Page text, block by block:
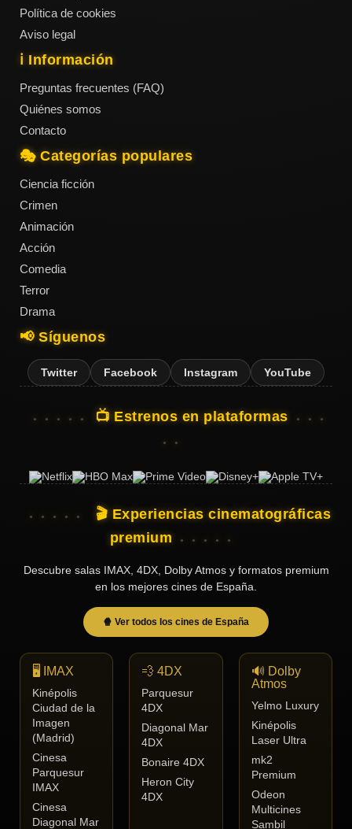
Política de cookies
Aviso legal
ℹ️ Información
Preguntas frecuentes (FAQ)
Quiénes somos
Contacto
🎭 Categorías populares
Ciencia ficción
Crimen
Animación
Acción
Comedia
Terror
Drama
📢 Síguenos
Twitter Facebook Instagram YouTube
📺 Estrenos en plataformas
🎬 Experiencias cinematográficas
premium
Descubre salas IMAX, 4DX, Dolby Atmos y formatos premium
en los mejores cines de España.
🍿 Ver todos los cines de España
🖥️ IMAX
Kinépolis
Ciudad de la
Imagen
(Madrid)
Cinesa
Parquesur
IMAX
Cinesa
Diagonal Mar
💨 4DX
Parquesur
4DX
Diagonal Mar
4DX
Bonaire 4DX
Heron City
4DX
🔊 Dolby
Atmos
Yelmo Luxury
Kinépolis
Laser Ultra
mk2
Premium
Odeon
Multicines
Sambil